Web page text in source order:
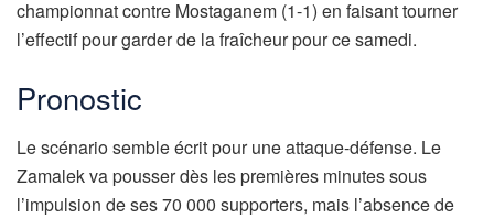
championnat contre Mostaganem (1-1) en faisant tourner
l’effectif pour garder de la fraîcheur pour ce samedi.
Pronostic
Le scénario semble écrit pour une attaque-défense. Le
Zamalek va pousser dès les premières minutes sous
l’impulsion de ses 70 000 supporters, mais l’absence de